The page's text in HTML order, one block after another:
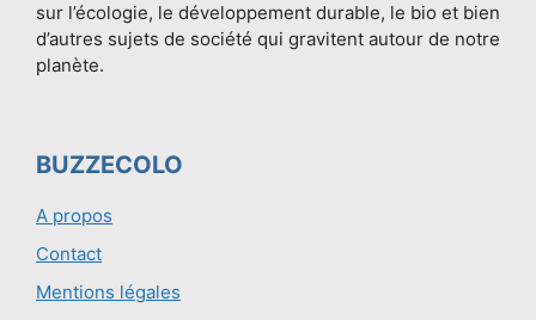
sur l’écologie, le développement durable, le bio et bien
d’autres sujets de société qui gravitent autour de notre
planète.
BUZZECOLO
A propos
Contact
Mentions légales